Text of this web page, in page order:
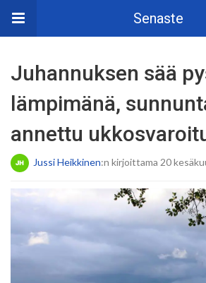
Senaste
Juhannuksen sää
lämpimänä,
annettu
Jussi Heikkinen:n kirjoittama 20